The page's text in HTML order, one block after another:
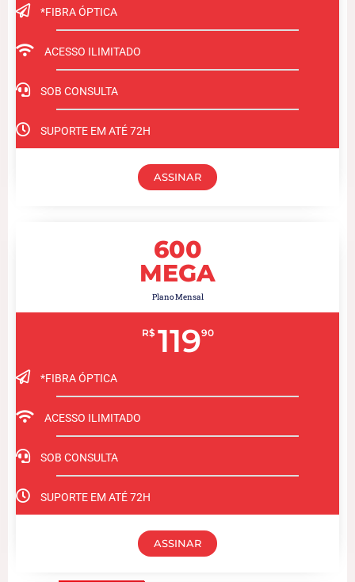
*FIBRA ÓPTICA
ACESSO ILIMITADO
SOB CONSULTA
SUPORTE EM ATÉ 72H
ASSINAR
600
MEGA
Plano Mensal
R$ 11990
*FIBRA ÓPTICA
ACESSO ILIMITADO
SOB CONSULTA
SUPORTE EM ATÉ 72H
ASSINAR